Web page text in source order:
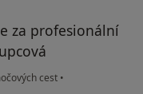
za profesionální
cest •